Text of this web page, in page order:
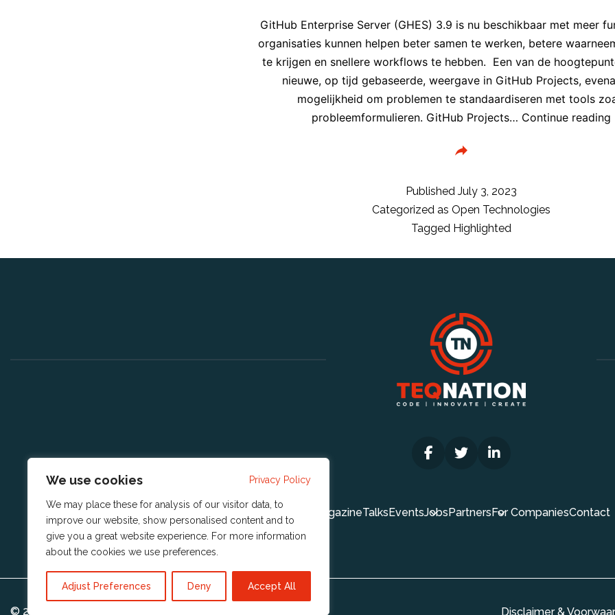
We use cookies Privacy Policy
We may place these for analysis of our visitor data, to
improve our website, show personalised content and to
give you a great website experience. For more information
about the cookies we use preferences
Adjust Preferences Deny Accept All
GitHub Enterprise Server (GHES) 3.9 is nu beschikbaar met meer
organisaties kunnen helpen beter samen te werken, betere
te krijgen en snellere workflows te hebben. Een van de
nieuwe, op tijd gebaseerde, weergave in GitHub Projects,
mogelijkheid om problemen te standaardiseren met tools
probleemformulieren. GitHub Projects… Continue reading
Published July 3, 2023
Categorized as Open Technologies
Tagged Highlighted
MagazineTalks EventsJobs Partners For CompaniesContact
© 2023 Copyright Disclaimer &